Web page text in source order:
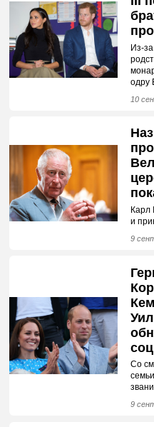
Из-
одру
10
Карл
и
9
Со
9